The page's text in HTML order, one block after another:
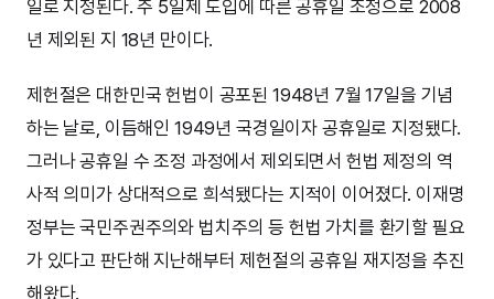
일로 지정된다. 주 5일제 도입에 따른 공휴일 조정으로 2008
년 제외된 지 18년 만이다.
제헌절은 대한민국 헌법이 공포된 1948년 7월 17일을 기념
하는 날로, 이듬해인 1949년 국경일이자 공휴일로 지정됐다.
그러나 공휴일 수 조정 과정에서 제외되면서 헌법 제정의 역
사적 의미가 상대적으로 희석됐다는 지적이 이어졌다. 이재명
정부는 국민주권주의와 법치주의 등 헌법 가치를 환기할 필요
가 있다고 판단해 지난해부터 제헌절의 공휴일 재지정을 추진
해왔다.